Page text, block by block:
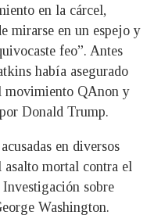
en la cárcel,
mirarse en un espejo y
feo”. Antes
había asegurado
movimiento QAnon y
Donald Trump.
en diversos
mortal contra el
sobre
Washington.